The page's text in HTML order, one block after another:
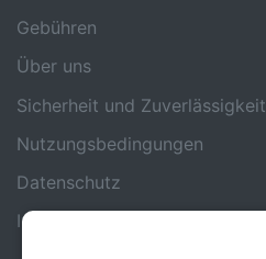
Gebühren
Über uns
Sicherheit und Zuverlässigkeit
Nutzungsbedingungen
Datenschutz
Impressum